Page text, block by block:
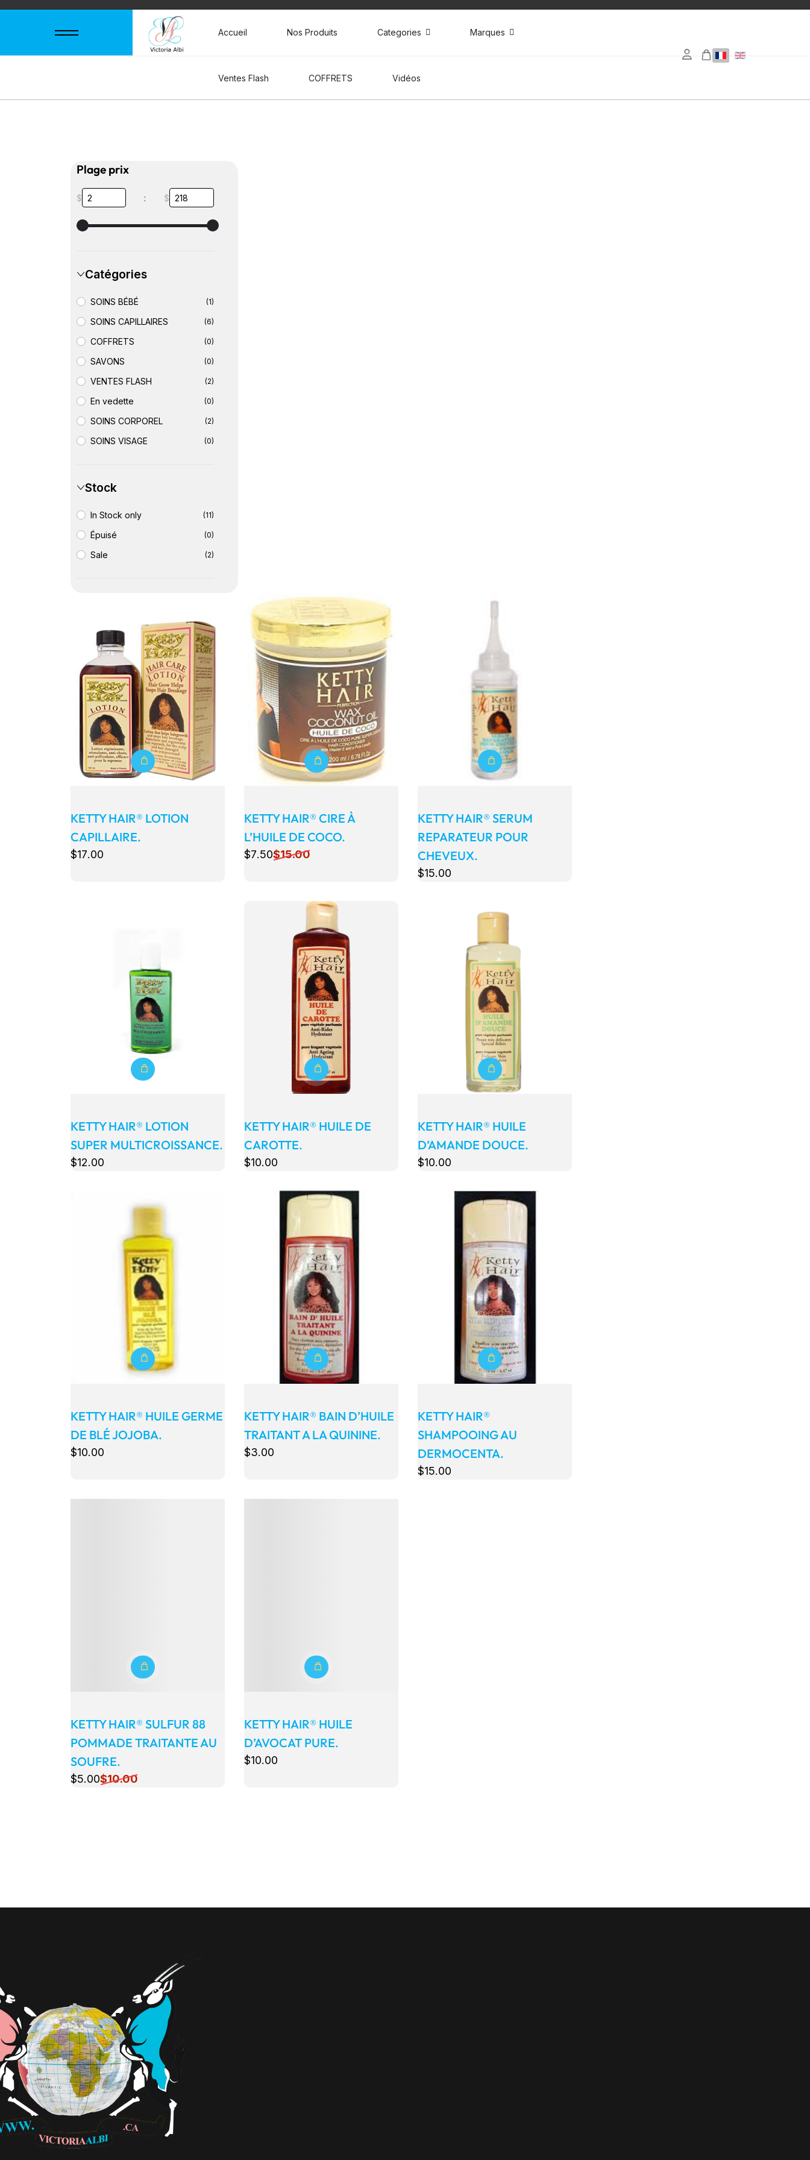
Accueil Nos Produits Categories Marques
Ventes Flash COFFRETS Vidéos
Plage prix
$ : $
Catégories
SOINS BÉBÉ (1)
SOINS CAPILLAIRES (6)
COFFRETS (0)
SAVONS (0)
VENTES FLASH (2)
En vedette (0)
SOINS CORPOREL (2)
SOINS VISAGE (0)
Stock
In Stock only (11)
Épuisé (0)
Sale (2)
KETTY HAIR® LOTION
CAPILLAIRE.
$17.00
KETTY HAIR® CIRE À
L’HUILE DE COCO.
$7.50$15.00
KETTY HAIR® SERUM
REPARATEUR POUR
CHEVEUX.
$15.00
KETTY HAIR® LOTION
SUPER MULTICROISSANCE.
$12.00
KETTY HAIR® HUILE DE
CAROTTE.
$10.00
KETTY HAIR® HUILE
D’AMANDE DOUCE.
$10.00
KETTY HAIR® HUILE GERME
DE BLÉ JOJOBA.
$10.00
KETTY HAIR® BAIN D’HUILE
TRAITANT A LA QUININE.
$3.00
KETTY HAIR®
SHAMPOOING AU
DERMOCENTA.
$15.00
KETTY HAIR® SULFUR 88
POMMADE TRAITANTE AU
SOUFRE.
$5.00$10.00
KETTY HAIR® HUILE
D’AVOCAT PURE.
$10.00